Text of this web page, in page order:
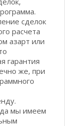
сделок
расчета
азарт или
гарантия
же, при
мы имеем